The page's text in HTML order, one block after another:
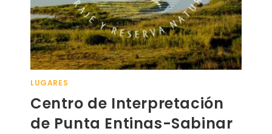
LUGARES
Centro de Interpretación
de Punta Entinas-Sabinar